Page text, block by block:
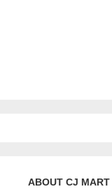
ABOUT CJ MART